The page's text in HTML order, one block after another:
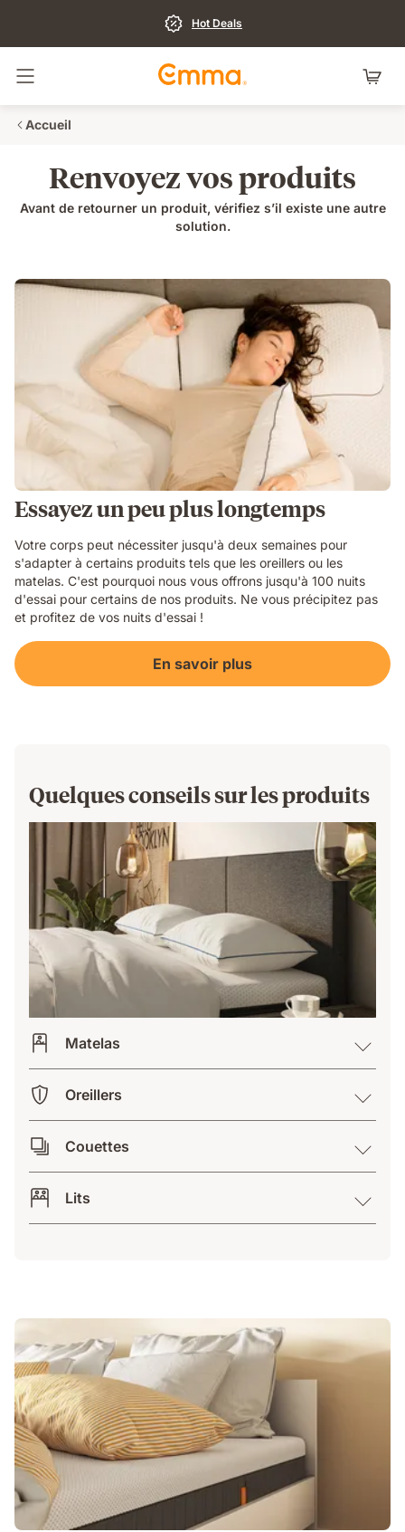
Hot Deals
Basculer la navigation
Accueil
Renvoyez vos produits
Avant de retourner un produit, vérifiez s’il existe une autre
solution.
Essayez un peu plus longtemps
Votre corps peut nécessiter jusqu'à deux semaines pour
s'adapter à certains produits tels que les oreillers ou les
matelas. C'est pourquoi nous vous offrons jusqu'à 100 nuits
d'essai pour certains de nos produits. Ne vous précipitez pas
et profitez de vos nuits d'essai !
En savoir plus
Quelques conseils sur les produits
Matelas
Oreillers
Couettes
Lits